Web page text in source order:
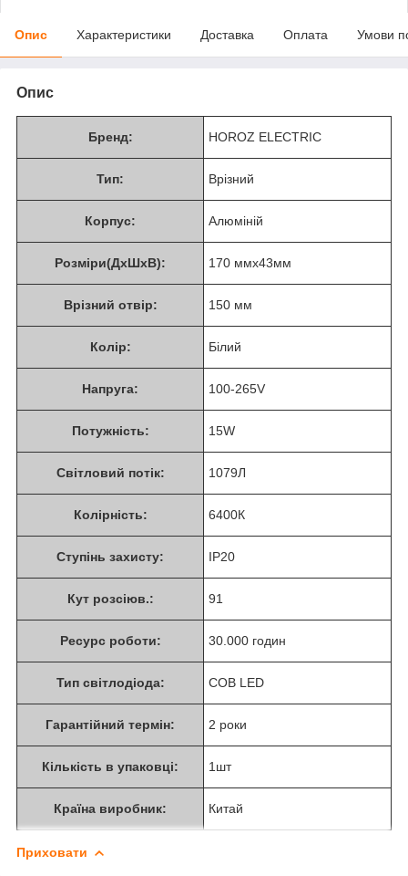
Опис Характеристики Доставка Оплата Умови
Опис
Бренд: HOROZ ELECTRIC
Тип: Врізний
Корпус: Алюміній
Розміри(ДхШхВ): 170 ммх43мм
Врізний отвір: 150 мм
Колір: Білий
Напруга: 100-265V
Потужність: 15W
Світловий потік: 1079Л
Колірність: 6400К
Ступінь захисту: ІР20
Кут розсіюв.: 91
Ресурс роботи: 30.000 годин
Тип світлодіода: СОВ LED
Гарантійний термін: 2 роки
Кількість в упаковці: 1шт
Країна виробник: Китай
Приховати